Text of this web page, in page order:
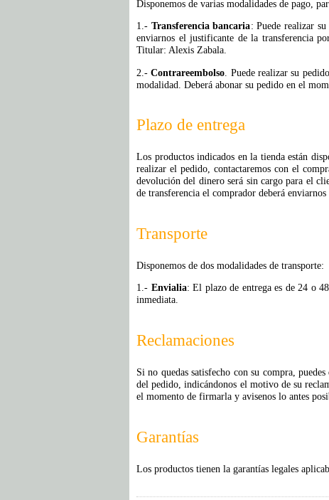
Disponemos de varias modalidades de pago,
1.- Transferencia bancaria: Puede realizar
enviarnos el justificante de la transferencia
Titular: Alexis Zabala.
2.-Contrareembolso . Puede realizar su
modalidad. Deberá abonar su pedido en el
Plazo de entrega
Los productos indicados en la tienda están
realizar el pedido, contactaremos con el
devolución del dinero será sin cargo para el
de transferencia el comprador deberá
Transporte
Disponemos de dos modalidades de transporte:
1.- Envialia: El plazo de entrega es de 24 o
inmediata.
Reclamaciones
Si no quedas satisfecho con su compra,
del pedido, indicándonos el motivo de su
el momento de firmarla y avisenos lo antes
Garantías
Los productos tienen la garantías legales